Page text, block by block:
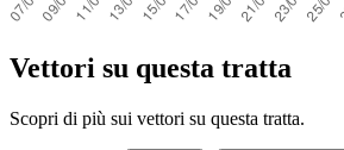
Vettori su questa tratta
Scopri di più sui vettori su questa tratta.